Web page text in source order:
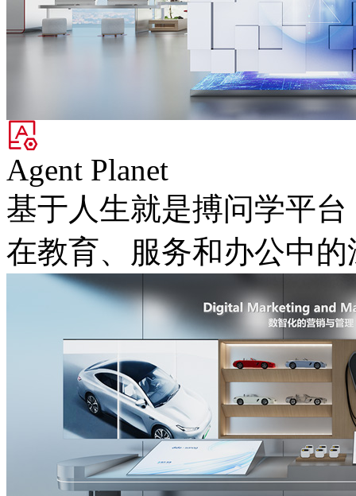
Agent Planet
基于人生就是搏问学平台
在教育、服务和办公中